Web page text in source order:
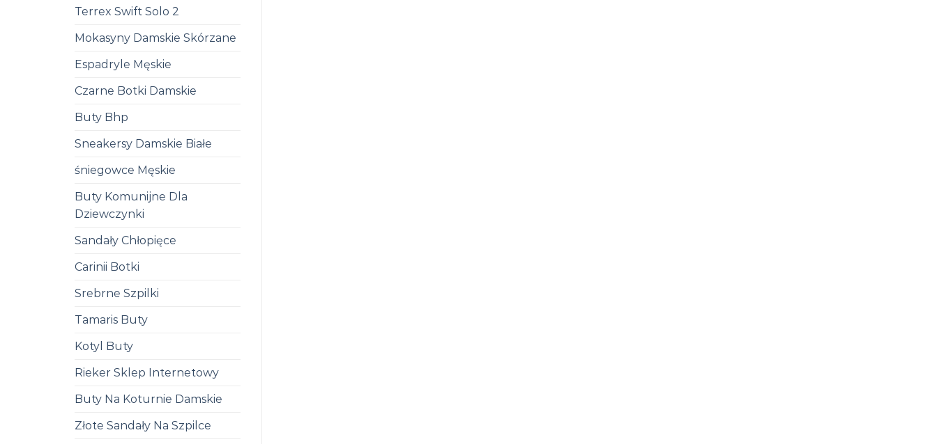
Terrex Swift Solo 2
Mokasyny Damskie Skórzane
Espadryle Męskie
Czarne Botki Damskie
Buty Bhp
Sneakersy Damskie Białe
śniegowce Męskie
Buty Komunijne Dla
Dziewczynki
Sandały Chłopięce
Carinii Botki
Srebrne Szpilki
Tamaris Buty
Kotyl Buty
Rieker Sklep Internetowy
Buty Na Koturnie Damskie
Złote Sandały Na Szpilce